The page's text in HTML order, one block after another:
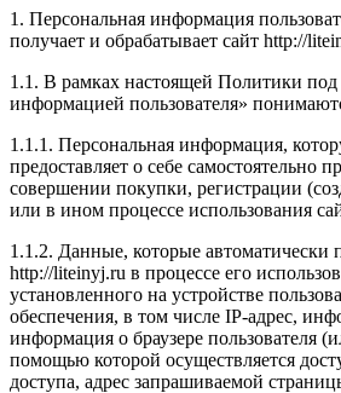
1. Персональная информация
получает и обрабатывает сайт http://
1.1. В рамках настоящей Политики под
информацией пользователя»
1.1.1. Персональная информация,
предоставляет о себе самостоятельно
совершении покупки, регистрации
или в ином процессе использования
1.1.2. Данные, которые автоматически
http://liteinyj.ru в процессе его
установленного на устройстве
обеспечения, в том числе IP-адрес,
информация о браузере пользователя
помощью которой осуществляется
доступа, адрес запрашиваемой